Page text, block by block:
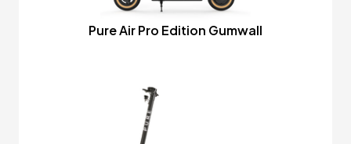
Pure Air Pro Edition Gumwall